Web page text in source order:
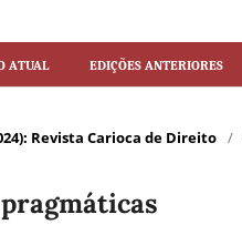
Atual Edições Anteriores
Revista Carioca de Direito /